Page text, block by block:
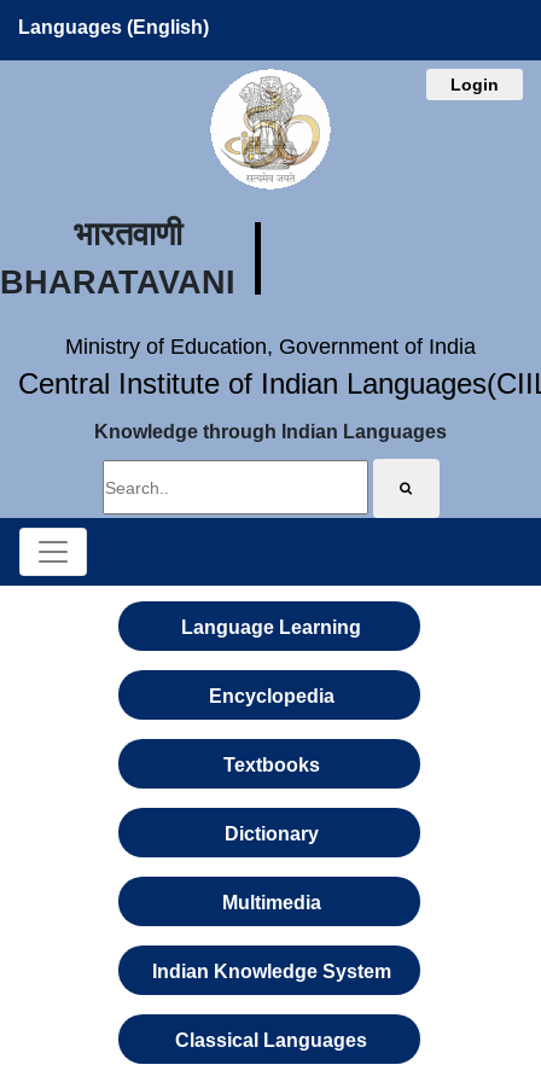
Languages (English)
Login
भारतवाणी
BHARATAVANI
Ministry of Education, Government of India
Central Institute of Indian
Knowledge through Indian Languages
Language Learning
Encyclopedia
Textbooks
Dictionary
Multimedia
Indian Knowledge System
Classical Languages